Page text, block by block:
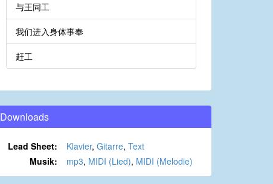
与王同工
我们进入身体事奉
赶工
Downloads
Lead Sheet: Klavier, Gitarre, Text
Musik:
mp3, MIDI (Lied), MIDI (Melodie)